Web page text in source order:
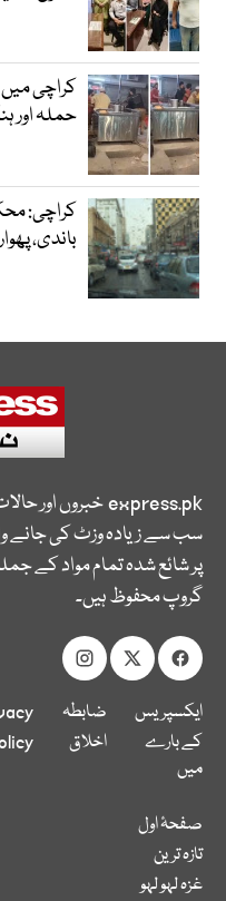
کراچی
حملہ اور ہنگامہ
کراچی:
باندی،
express.pkخبروں اور
سب سے زیادہ وزٹ کی جانے
پر شائع شدہ تمام مواد کے
گروپ محفوظ ہیں۔
ایکسپریس
کے بارے
میں
ضابطہ
اخلاق
صفحۂ اول
تازہ ترین
غزہ لہو لہو